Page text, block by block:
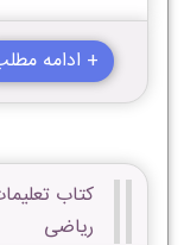
+ ادامه
کتاب
ریاضی